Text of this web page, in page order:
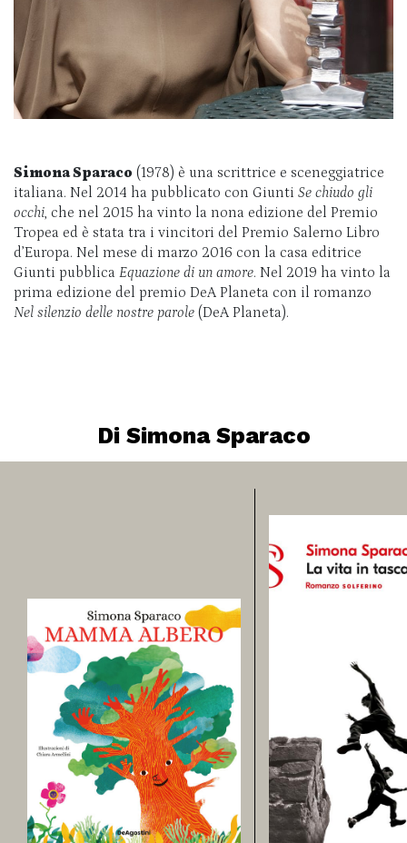
Simona Sparaco (1978) è una scrittrice e sceneggiatrice
italiana. Nel 2014 ha pubblicato con Giunti Se chiudo gli
occhi, che nel 2015 ha vinto la nona edizione del Premio
Tropea ed è stata tra i vincitori del Premio Salerno Libro
d’Europa. Nel mese di marzo 2016 con la casa editrice
Giunti pubblica Equazione di un amore. Nel 2019 ha vinto la
prima edizione del premio DeA Planeta con il romanzo
Nel silenzio delle nostre parole (DeA Planeta).
Di Simona Sparaco